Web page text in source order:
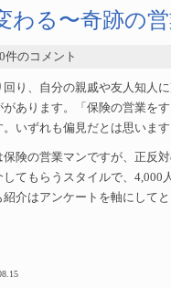
わる〜奇跡の
件のコメント
り、自分の親戚や友人知人
あります。「保険の営業を
いずれも偏見だとは思いま
保険の営業マンですが、正反
てもらうスタイルで、4,000
介はアンケートを軸にして